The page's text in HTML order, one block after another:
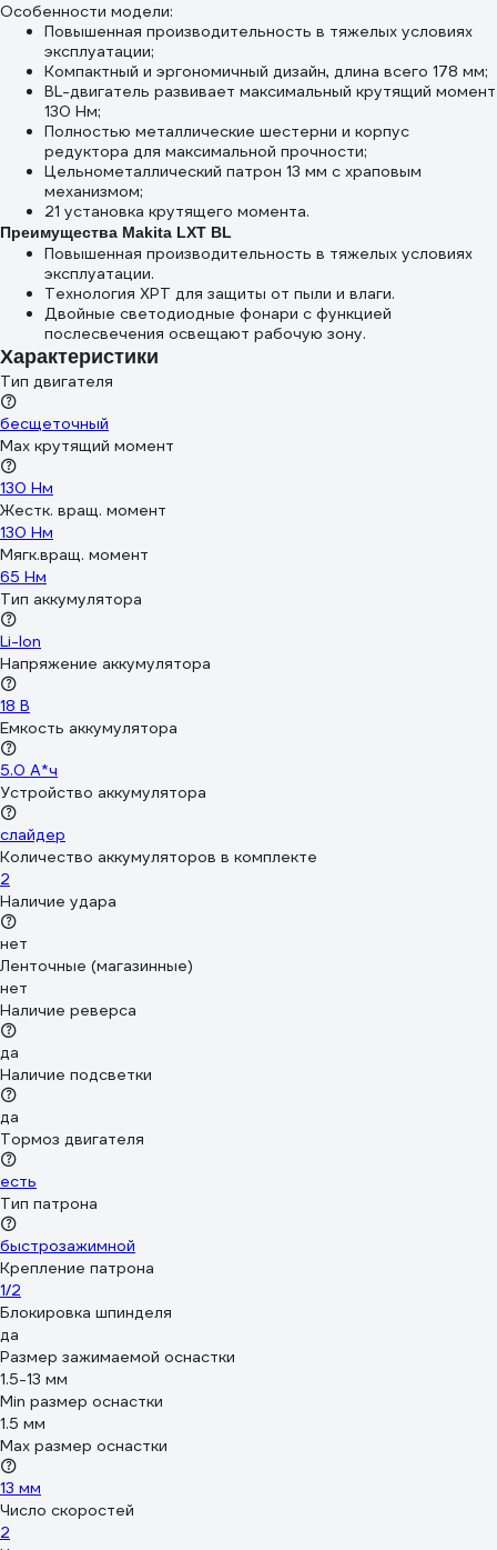
Особенности модели:
Повышенная производительность в тяжелых условиях
эксплуатации;
Компактный и эргономичный дизайн, длина всего 178 мм;
BL-двигатель развивает максимальный крутящий момент
130 Нм;
Полностью металлические шестерни и корпус
редуктора для максимальной прочности;
Цельнометаллический патрон 13 мм с храповым
механизмом;
21 установка крутящего момента.
Преимущества Makita LXT BL
Повышенная производительность в тяжелых условиях
эксплуатации.
Технология XPT для защиты от пыли и влаги.
Двойные светодиодные фонари с функцией
послесвечения освещают рабочую зону.
Характеристики
Тип двигателя
бесщеточный
Max крутящий момент
130 Нм
Жестк. вращ. момент
130 Нм
Мягк.вращ. момент
65 Нм
Тип аккумулятора
Li-Ion
Напряжение аккумулятора
18 В
Емкость аккумулятора
5.0 А*ч
Устройство аккумулятора
слайдер
Количество аккумуляторов в комплекте
2
Наличие удара
нет
Ленточные (магазинные)
нет
Наличие реверса
да
Наличие подсветки
да
Тормоз двигателя
есть
Тип патрона
быстрозажимной
Крепление патрона
1/2
Блокировка шпинделя
да
Размер зажимаемой оснастки
1.5-13 мм
Min размер оснастки
1.5 мм
Мах размер оснастки
13 мм
Число скоростей
2